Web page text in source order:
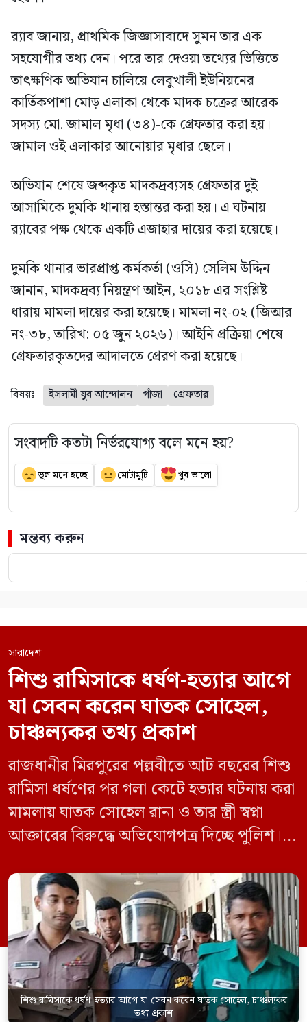
র‍্যাব জানায়, প্রাথমিক জিজ্ঞাসাবাদে সুমন তার এক
সহযোগীর তথ্য দেন। পরে তার দেওয়া তথ্যের ভিত্তিতে
তাৎক্ষণিক অভিযান চালিয়ে লেবুখালী ইউনিয়নের
কার্তিকপাশা মোড় এলাকা থেকে মাদক চক্রের আরেক
সদস্য মো. জামাল মৃধা (৩৪)-কে গ্রেফতার করা হয়।
জামাল ওই এলাকার আনোয়ার মৃধার ছেলে।
অভিযান শেষে জব্দকৃত মাদকদ্রব্যসহ গ্রেফতার দুই
আসামিকে দুমকি থানায় হস্তান্তর করা হয়। এ ঘটনায়
র‍্যাবের পক্ষ থেকে একটি এজাহার দায়ের করা হয়েছে।
দুমকি থানার ভারপ্রাপ্ত কর্মকর্তা (ওসি) সেলিম উদ্দিন
জানান, মাদকদ্রব্য নিয়ন্ত্রণ আইন, ২০১৮ এর সংশ্লিষ্ট
ধারায় মামলা দায়ের করা হয়েছে। মামলা নং-০২ (জিআর
নং-৩৮, তারিখ: ০৫ জুন ২০২৬)। আইনি প্রক্রিয়া শেষে
গ্রেফতারকৃতদের আদালতে প্রেরণ করা হয়েছে।
বিষয়ঃ ইসলামী যুব আন্দোলন গাঁজা গ্রেফতার
সংবাদটি কতটা নির্ভরযোগ্য বলে মনে হয়?
ভুল মনে হচ্ছে মোটামুটি খুব ভালো
মন্তব্য করুন
সারাদেশ
শিশু রামিসাকে ধর্ষণ-হত্যার আগে
যা সেবন করেন ঘাতক সোহেল,
চাঞ্চল্যকর তথ্য প্রকাশ
রাজধানীর মিরপুরের পল্লবীতে আট বছরের শিশু
রামিসা ধর্ষণের পর গলা কেটে হত্যার ঘটনায় করা
মামলায় ঘাতক সোহেল রানা ও তার স্ত্রী স্বপ্না
আক্তারের বিরুদ্ধে অভিযোগপত্র দিচ্ছে পুলিশ।
সেবন করেছিলেন বলে জবানবন্দিতে
জানিয়েছেন আসামি। রোববার (২৪ মে) সকালে
মামলার তদন্ত কর্মকর্তা পল্লবী থানার উপ-
পরিদর্শক অহিদুজ্জামান এ তথ্য নিছিত করেন।
তিনি বলেন, […]
শিশু রামিসাকে ধর্ষণ-হত্যার আগে যা সেবন করেন ঘাতক সোহেল, চাঞ্চল্যকর
তথ্য প্রকাশ